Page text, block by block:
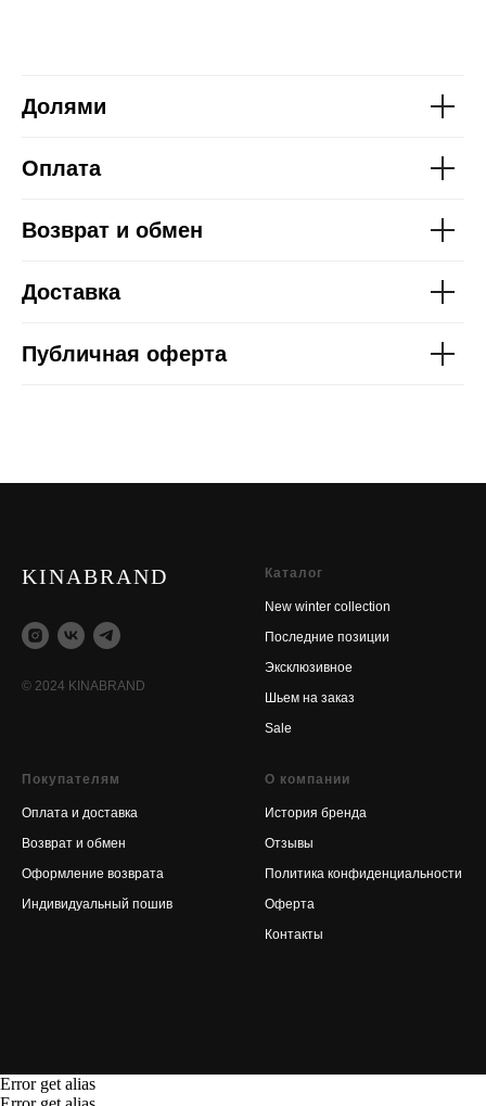
Долями
Оплата
Возврат и обмен
Доставка
Публичная оферта
KINABRAND
© 2024 KINABRAND
Каталог
New winter collection
Последние позиции
Эксклюзивное
Шьем на заказ
Sale
Покупателям
Оплата и доставка
Возврат и обмен
Оформление возврата
Индивидуальный пошив
О компании
История бренда
Отзывы
Политика конфиденциальности
Оферта
Контакты
Error get alias